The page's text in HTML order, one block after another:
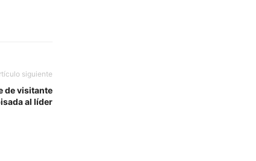
siguiente
de visitante
al líder